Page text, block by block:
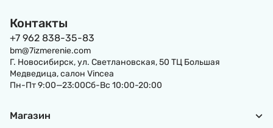
Контакты
+7 962 838-35-83
bm@7izmerenie.com
Г. Новосибирск, ул. Светлановская, 50 ТЦ Большая
Медведица, салон Vincea
Пн-Пт 9:00—23:00Сб-Вс 10:00-20:00
Магазин